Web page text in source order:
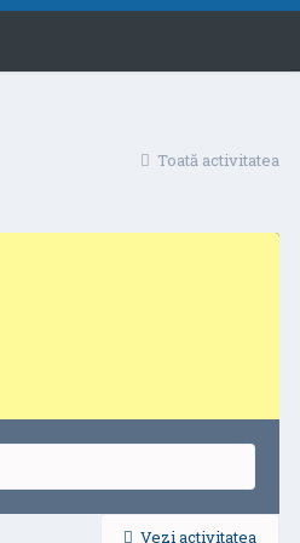
Toată activitatea
Vezi activitatea